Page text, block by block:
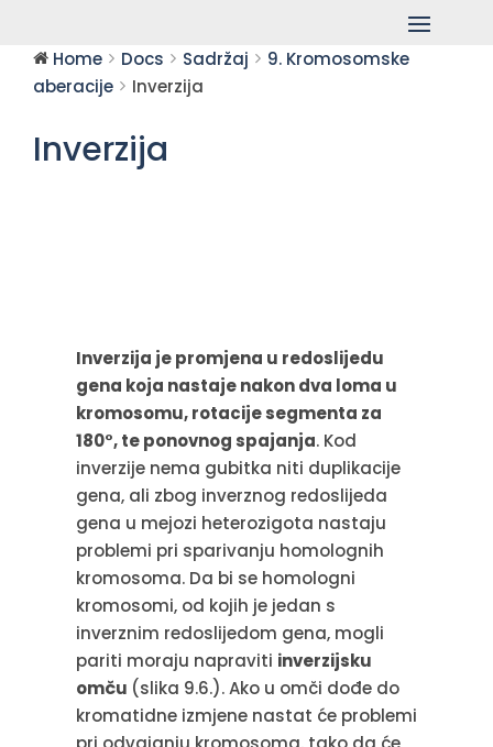
Home Docs Sadržaj
9. Kromosomske
aberacije
Inverzija
Inverzija
Inverzija je promjena u redoslijedu
gena koja nastaje nakon dva loma u
kromosomu, rotacije segmenta za
180°, te ponovnog spajanja. Kod
inverzije nema gubitka niti duplikacije
gena, ali zbog inverznog redoslijeda
gena u mejozi heterozigota nastaju
problemi pri sparivanju homolognih
kromosoma. Da bi se homologni
kromosomi, od kojih je jedan s
inverznim redoslijedom gena, mogli
pariti moraju napraviti inverzijsku
omču (slika 9.6.). Ako u omči dođe do
kromatidne izmjene nastat će problemi